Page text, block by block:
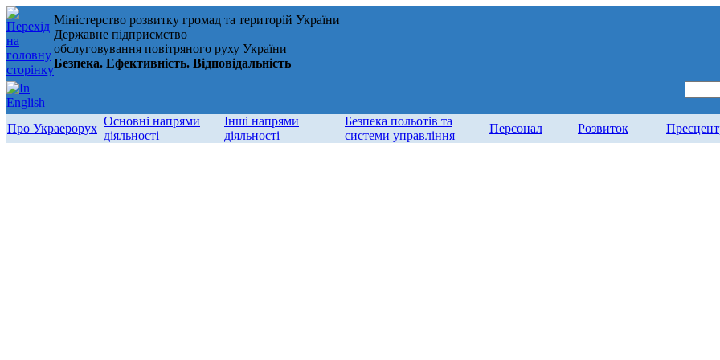
Міністерство розвитку громад та територій України
Державне підприємство
обслуговування повітряного руху України
Безпека. Ефективність. Відповідальність
Про Украерорух
Основні напрями
діяльності
Інші напрями
діяльності
Безпека польотів та
системи управління
Персонал Розвиток